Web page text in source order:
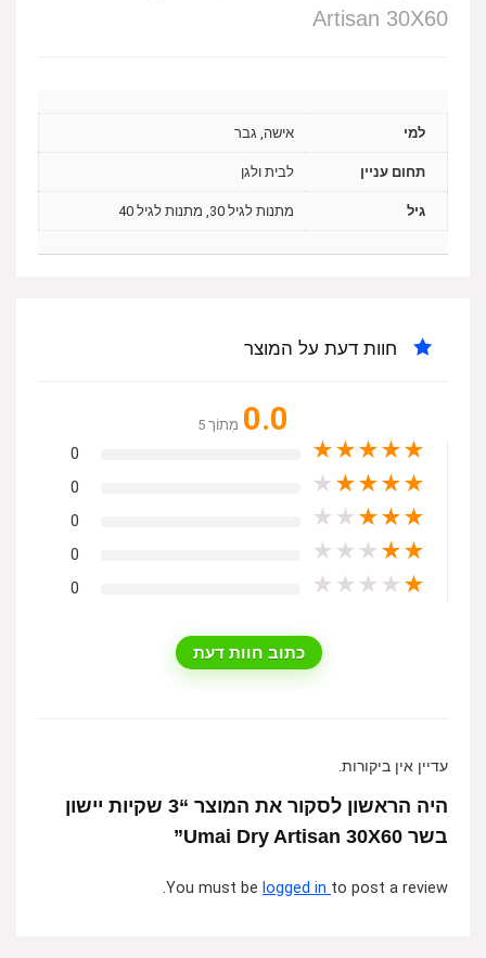
Artisan 30X60
למי אישה, גבר
תחום עניין לבית ולגן
גיל מתנות לגיל 30, מתנות לגיל 40
חוות דעת על המוצר
0.0 מִתוֹך 5
★
★
★
★
★
0
★
★
★
★
★
0
★
★
★
★
★
0
★
★
★
★
★
0
★
★
★
★
★
0
כתוב חוות דעת
עדיין אין ביקורות.
היה הראשון לסקור את המוצר “3 שקיות יישון
בשר Umai Dry Artisan 30X60”
You must be logged in to post a review.